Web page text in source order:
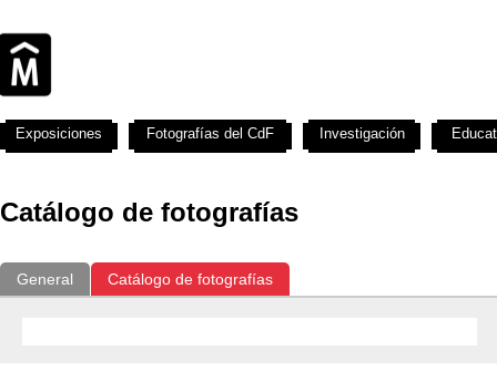
Catálogo de fotografías
General Catálogo de fotografías
Exposiciones Fotografías del CdF Investigación